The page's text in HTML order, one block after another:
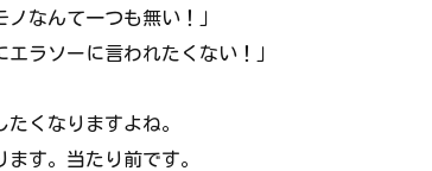
ノなんて一つも無い！」
エラソーに言われたくない！」
たくなりますよね。
ます。当たり前です。